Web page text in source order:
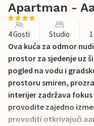
Apartman -
4 Gosti Studio
Ova kuća za odmor
prostor za sjedenje uz
pogled na vodu i
prostoru smiren,
interijer zadržava
provodite zajedno
provoditi otkrivajući